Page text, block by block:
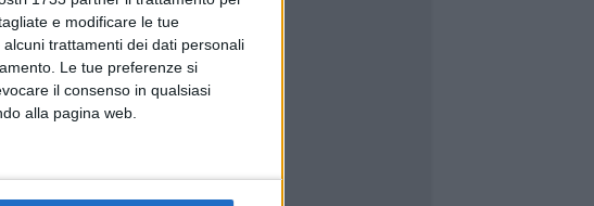
e modificare le tue
trattamenti dei dati personali
Le tue preferenze si
il consenso in qualsiasi
alla pagina web.
sono